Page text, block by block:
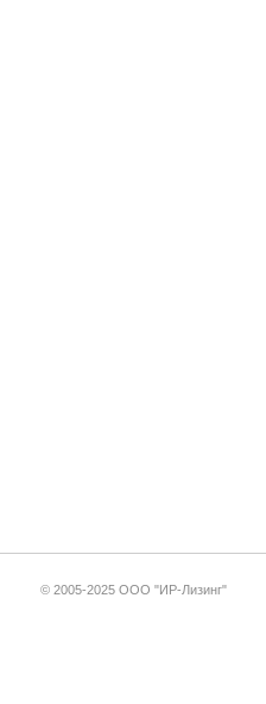
© 2005-2025 ООО "ИР-Лизинг"